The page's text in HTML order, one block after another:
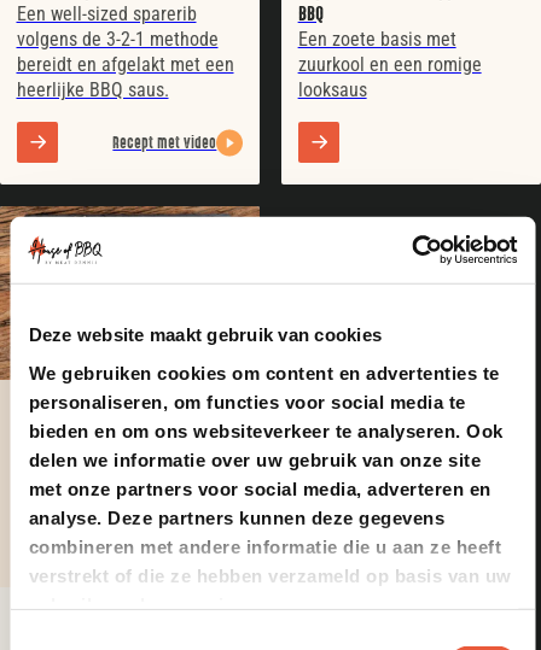
Deze website maakt gebruik van cookies
We gebruiken cookies om content en advertenties te
personaliseren, om functies voor social media te
bieden en om ons websiteverkeer te analyseren. Ook
delen we informatie over uw gebruik van onze site
met onze partners voor social media, adverteren en
analyse. Deze partners kunnen deze gegevens
combineren met andere informatie die u aan ze heeft
verstrekt of die ze hebben verzameld op basis van uw
Een well-sized sparerib
volgens de 3-2-1 methode
bereidt en afgelakt met een
heerlijke BBQ saus.
Recept met video
BBQ
Een zoete basis met
zuurkool en een romige
looksaus
Smoken
120 min
8
Warmgerookte Zalmzijde